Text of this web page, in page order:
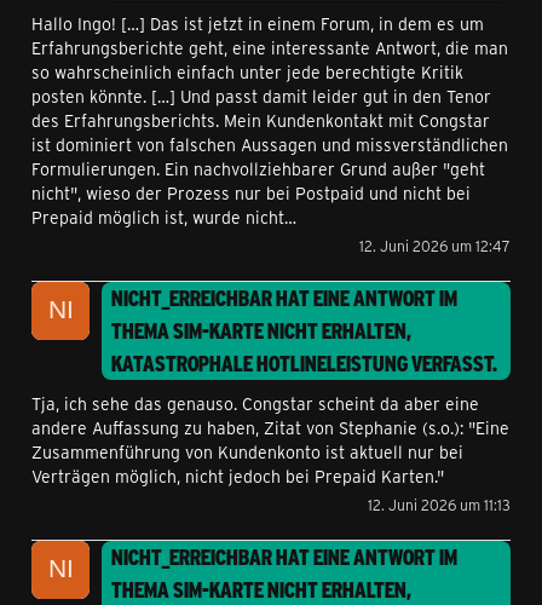
Hallo Ingo! […] Das ist jetzt in einem Forum, in dem es um
Erfahrungsberichte geht, eine interessante Antwort, die man
so wahrscheinlich einfach unter jede berechtigte Kritik
posten könnte. […] Und passt damit leider gut in den Tenor
des Erfahrungsberichts. Mein Kundenkontakt mit Congstar
ist dominiert von falschen Aussagen und missverständlichen
Formulierungen. Ein nachvollziehbarer Grund außer "geht
nicht", wieso der Prozess nur bei Postpaid und nicht bei
Prepaid möglich ist, wurde nicht…
12. Juni 2026 um 12:47
NICHT_ERREICHBARHAT EINE ANTWORT IM
THEMASIM-KARTE NICHT ERHALTEN,
KATASTROPHALE HOTLINELEISTUNGVERFASST.
Tja, ich sehe das genauso. Congstar scheint da aber eine
andere Auffassung zu haben, Zitat von Stephanie (s.o.): "Eine
Zusammenführung von Kundenkonto ist aktuell nur bei
Verträgen möglich, nicht jedoch bei Prepaid Karten."
12. Juni 2026 um 11:13
NICHT_ERREICHBARHAT EINE ANTWORT IM
THEMASIM-KARTE NICHT ERHALTEN,